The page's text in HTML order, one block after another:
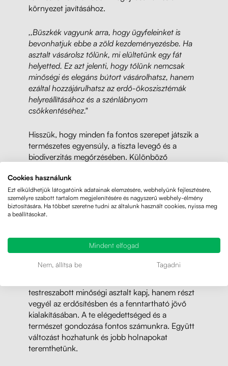
környezet javításához.
,,Büszkék vagyunk arra, hogy ügyfeleinket is
bevonhatjuk ebbe a zöld kezdeményezésbe. Ha
asztalt vásárolsz tőlünk, mi elültetünk egy fát
helyetted. Ez azt jelenti, hogy tőlünk nemcsak
minőségi és elegáns bútort vásárolhatsz, hanem
ezáltal hozzájárulhatsz az erdő-ökoszisztémák
helyreállításához és a szénlábnyom
csökkentéséhez."
Hisszük, hogy minden fa fontos szerepet játszik a
természetes egyensúly, a tiszta levegő és a
biodiverzitás megőrzésében. Különböző
adottságainak, és növekedésük hozzájárul a
természet gazdagságához. Az erőfeszítésünk a
fenntartható környezet megteremtésének
vágyától motiválva történik a jövő generációi
Minden megvásárolt asztalért ➡️ Mi
testreszabott minőségi asztalt kapj, hanem részt
vegyél az erdősítésben és a fenntartható jövő
kialakításában. A te elégedettséged és a
természet gondozása fontos számunkra. Együtt
változást hozhatunk és jobb holnapokat
teremthetünk.
Cookies használunk
Ezt elküldhetjük látogatóink adatainak elemzésére, webhelyünk fejlesztésére,
személyre szabott tartalom megjelenítésére és nagyszerű webhely-élmény
biztosítására. Ha többet szeretne tudni az általunk használt cookies, nyissa meg
a beállításokat.
Mindent elfogad
Nem, állítsa be Tagadni